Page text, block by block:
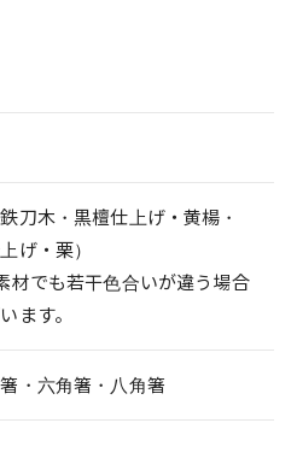
刀木・黒檀仕上げ・黄楊・
げ・栗）
材でも若干色合いが違う場合
ます。
・六角箸・八角箸